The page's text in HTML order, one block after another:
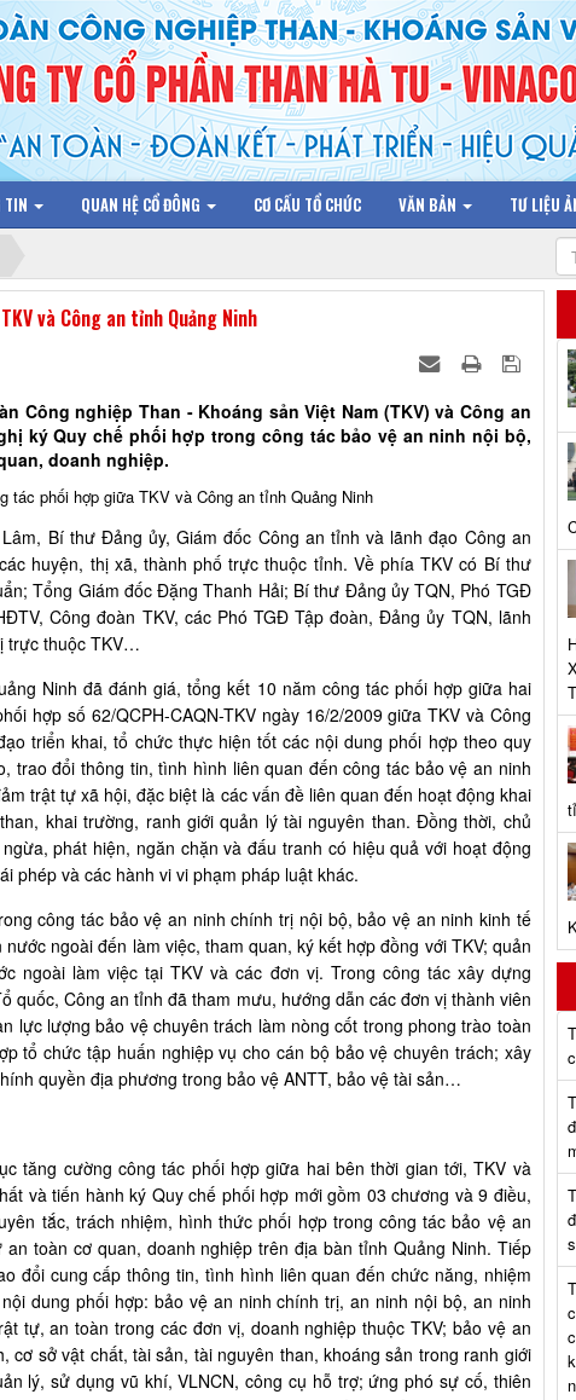
TIN QUAN HỆ CỔ ĐÔNG CƠ CẤU TỔ CHỨC VĂN BẢN TƯ LIỆU
và Công an tỉnh Quảng Ninh
Công nghiệp Than - Khoáng sản Việt Nam (TKV) và Công an
ký Quy chế phối hợp trong công tác bảo vệ an ninh nội bộ,
doanh nghiệp.
Bí thư Đảng ủy, Giám đốc Công an tỉnh và lãnh đạo Công an
huyện, thị xã, thành phố trực thuộc tỉnh. Về phía TKV có Bí thư
Tổng Giám đốc Đặng Thanh Hải; Bí thư Đảng ủy TQN, Phó TGĐ
Công đoàn TKV, các Phó TGĐ Tập đoàn, Đảng ủy TQN, lãnh
trực thuộc TKV…
Ninh đã đánh giá, tổng kết 10 năm công tác phối hợp giữa hai
hợp số 62/QCPH-CAQN-TKV ngày 16/2/2009 giữa TKV và Công
triển khai, tổ chức thực hiện tốt các nội dung phối hợp theo quy
trao đổi thông tin, tình hình liên quan đến công tác bảo vệ an ninh
trật tự xã hội, đặc biệt là các vấn đề liên quan đến hoạt động khai
khai trường, ranh giới quản lý tài nguyên than. Đồng thời, chủ
phát hiện, ngăn chặn và đấu tranh có hiệu quả với hoạt động
phép và các hành vi vi phạm pháp luật khác.
công tác bảo vệ an ninh chính trị nội bộ, bảo vệ an ninh kinh tế
ngoài đến làm việc, tham quan, ký kết hợp đồng với TKV; quản
ngoài làm việc tại TKV và các đơn vị. Trong công tác xây dựng
quốc, Công an tỉnh đã tham mưu, hướng dẫn các đơn vị thành viên
lực lượng bảo vệ chuyên trách làm nòng cốt trong phong trào toàn
tổ chức tập huấn nghiệp vụ cho cán bộ bảo vệ chuyên trách; xây
quyền địa phương trong bảo vệ ANTT, bảo vệ tài sản…
tăng cường công tác phối hợp giữa hai bên thời gian tới, TKV và
và tiến hành ký Quy chế phối hợp mới gồm 03 chương và 9 điều,
tắc, trách nhiệm, hình thức phối hợp trong công tác bảo vệ an
toàn cơ quan, doanh nghiệp trên địa bàn tỉnh Quảng Ninh. Tiếp
đổi cung cấp thông tin, tình hình liên quan đến chức năng, nhiệm
dung phối hợp: bảo vệ an ninh chính trị, an ninh nội bộ, an ninh
tự, an toàn trong các đơn vị, doanh nghiệp thuộc TKV; bảo vệ an
cơ sở vật chất, tài sản, tài nguyên than, khoáng sản trong ranh giới
lý, sử dụng vũ khí, VLNCN, công cụ hỗ trợ; ứng phó sự cố, thiên